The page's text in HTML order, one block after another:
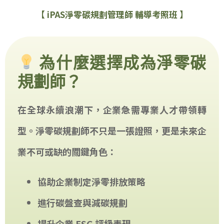
【 iPAS淨零碳規劃管理師 輔導考照班 】
為什麼選擇成為淨零碳
規劃師？
在全球永續浪潮下，企業急需專業人才帶領轉
型。淨零碳規劃師不只是一張證照，更是未來企
業不可或缺的關鍵角色：
協助企業制定淨零排放策略
進行碳盤查與減碳規劃